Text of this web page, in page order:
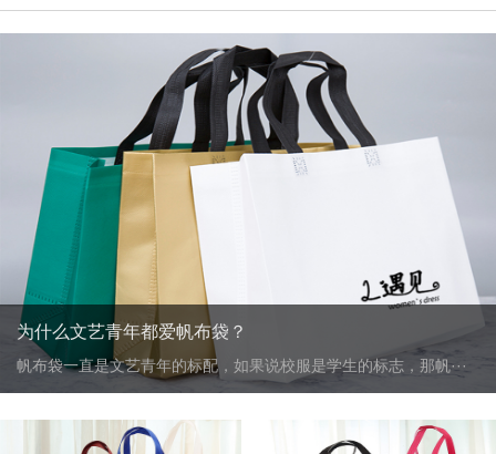
为什么文艺青年都爱帆布袋？
帆布袋一直是文艺青年的标配，如果说校服是学生的标志，那帆···